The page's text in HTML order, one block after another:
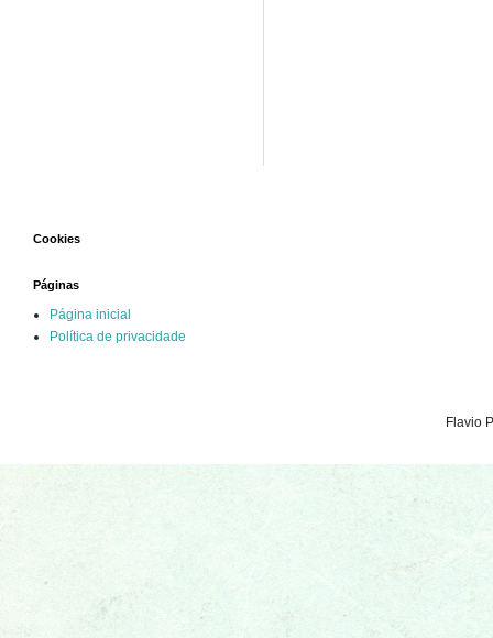
Cookies
Páginas
Página inicial
Política de privacidade
Flavio